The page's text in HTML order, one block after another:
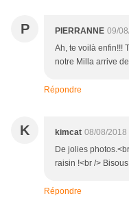
P PIERRANNE 09/
Ah, te voilà enfin!!!
notre Milla arrive
Répondre
K kimcat 08/08/2018
De jolies
raisin !<br /> Bisous
Répondre